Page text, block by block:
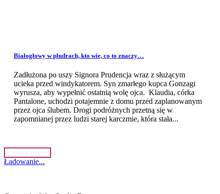
Białogłowy w pludrach, kto wie, co to znaczy…
Zadłużona po uszy Signora Prudencja wraz z służącym
ucieka przed windykatorem. Syn zmarłego kupca Gonzagi
wyrusza, aby wypełnić ostatnią wolę ojca. Klaudia, córka
Pantalone, uchodzi potajemnie z domu przed zaplanowanym
przez ojca ślubem. Drogi podróżnych przetną się w
zapomnianej przez ludzi starej karczmie, która stała...
Ładowanie...